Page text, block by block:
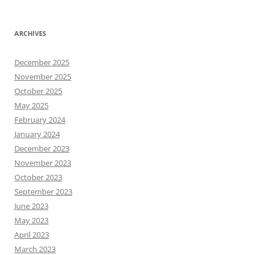
ARCHIVES
December 2025
November 2025
October 2025
May 2025
February 2024
January 2024
December 2023
November 2023
October 2023
September 2023
June 2023
May 2023
April 2023
March 2023